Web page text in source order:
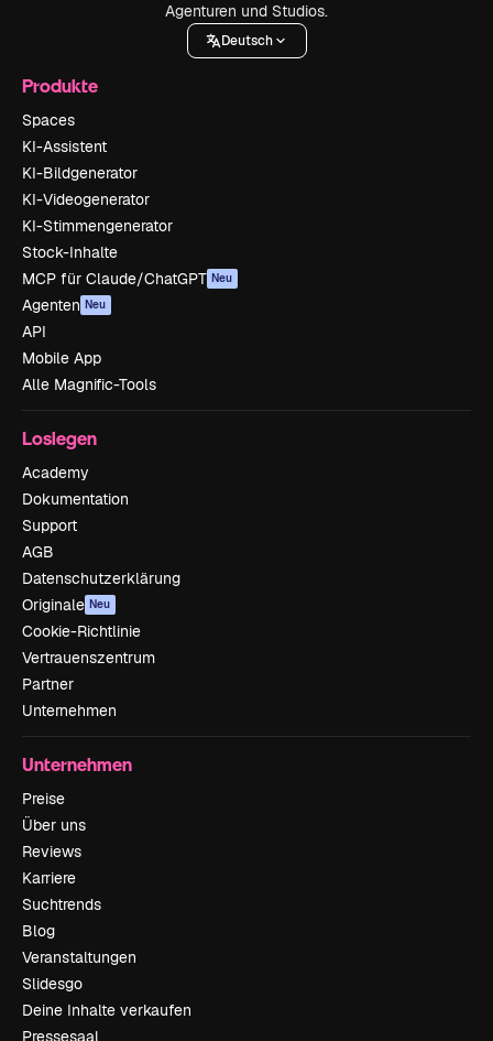
Agenturen und Studios.
Deutsch
Produkte
Spaces
KI-Assistent
KI-Bildgenerator
KI-Videogenerator
KI-Stimmengenerator
Stock-Inhalte
MCP für Claude/ChatGPT Neu
Agenten Neu
API
Mobile App
Alle Magnific-Tools
Loslegen
Academy
Dokumentation
Support
AGB
Datenschutzerklärung
Originale Neu
Cookie-Richtlinie
Vertrauenszentrum
Partner
Unternehmen
Unternehmen
Preise
Über uns
Reviews
Karriere
Suchtrends
Blog
Veranstaltungen
Slidesgo
Deine Inhalte verkaufen
Pressesaal